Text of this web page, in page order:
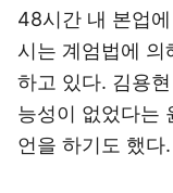
48시간 내 본업
시는 계엄법에 의
하고 있다. 김용
능성이 없었다는
언을 하기도 했다.